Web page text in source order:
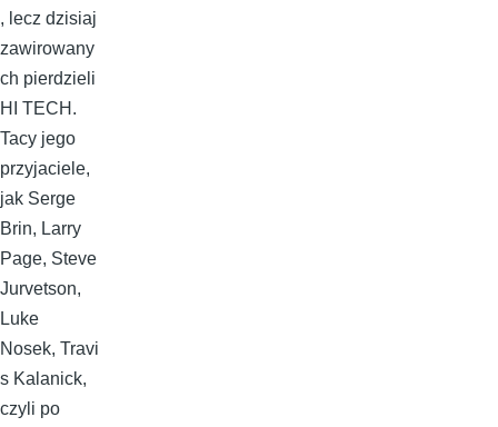
, lecz dzisiaj
zawirowany
ch pierdzieli
HI TECH.
Tacy jego
przyjaciele,
jak Serge
Brin, Larry
Page, Steve
Jurvetson,
Luke
Nosek, Travi
s Kalanick,
czyli po